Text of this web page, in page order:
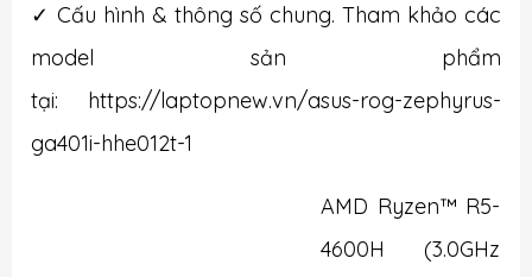
✓ Cấu hình & thông số chung. Tham khảo các
model sản phẩm
tại: https://laptopnew.vn/asus-rog-zephyrus-
ga401i-hhe012t-1
AMD Ryzen™ R5-
4600H (3.0GHz